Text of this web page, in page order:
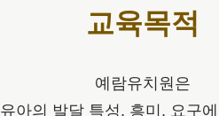
교육목적
예람유치원은
유아의 발달 특성, 흥미, 요구